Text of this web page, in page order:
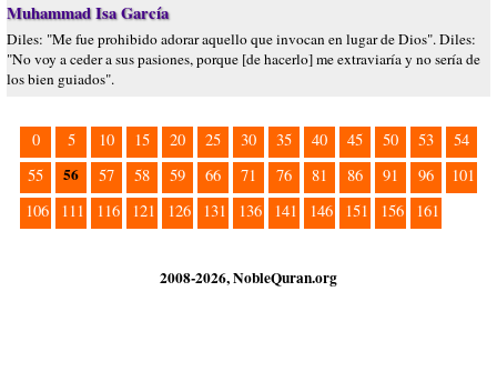
Muhammad Isa García
Diles: "Me fue prohibido adorar aquello que invocan en lugar de Dios". Diles:
"No voy a ceder a sus pasiones, porque [de hacerlo] me extraviaría y no sería de
los bien guiados".
0 5 10 15 20 25 30 35 40 45 50 53
54
55
56 57 58 59 66 71 76 81 86 91 96
101
106
111 116 121 126 131 136 141 146 151 156 161
2008-2026, NobleQuran.org